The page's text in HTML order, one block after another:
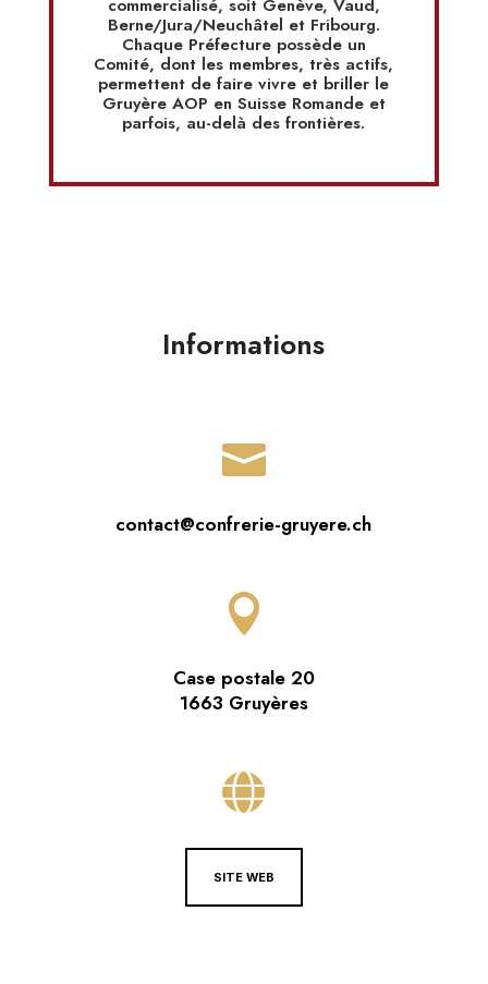
commercialisé, soit Genève, Vaud,
Berne/Jura/Neuchâtel et Fribourg.
Chaque Préfecture possède un
Comité, dont les membres, très actifs,
permettent de faire vivre et briller le
Gruyère AOP en Suisse Romande et
parfois, au-delà des frontières.
Informations

contact@confrerie-gruyere.ch

Case postale 20
1663 Gruyères

SITE WEB